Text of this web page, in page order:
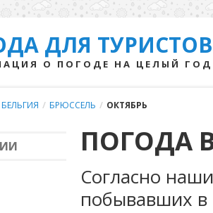
ДЛЯ ТУРИСТОВ
О ПОГОДЕ НА ЦЕЛЫЙ ГОД
БЕЛЬГИЯ / БРЮССЕЛЬ / ОКТЯБРЬ
ПОГОДА
Согласно
побывавших в